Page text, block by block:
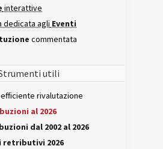
interattive
dedicata agli Eventi
commentata
utili
rivalutazione
al 2026
dal 2002 al 2026
retributivi 2026